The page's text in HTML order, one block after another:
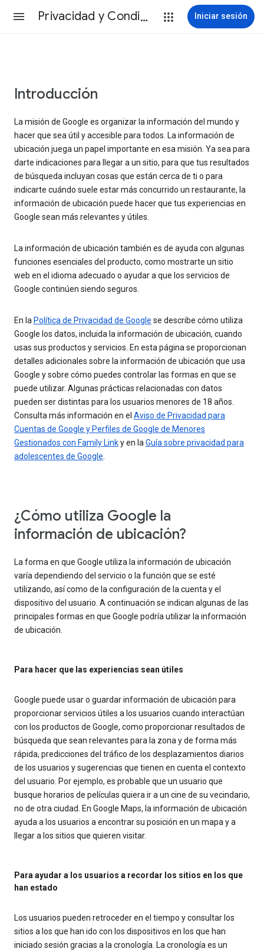
Privacidad y Condiciones Iniciar sesión
Introducción
La misión de Google es organizar la información del mundo y
hacer que sea útil y accesible para todos. La información de
ubicación juega un papel importante en esa misión. Ya sea para
darte indicaciones para llegar a un sitio, para que tus resultados
de búsqueda incluyan cosas que están cerca de ti o para
indicarte cuándo suele estar más concurrido un restaurante, la
información de ubicación puede hacer que tus experiencias en
Google sean más relevantes y útiles.
La información de ubicación también es de ayuda con algunas
funciones esenciales del producto, como mostrarte un sitio
web en el idioma adecuado o ayudar a que los servicios de
Google continúen siendo seguros.
En la Política de Privacidad de Google se describe cómo utiliza
Google los datos, incluida la información de ubicación, cuando
usas sus productos y servicios. En esta página se proporcionan
detalles adicionales sobre la información de ubicación que usa
Google y sobre cómo puedes controlar las formas en que se
puede utilizar. Algunas prácticas relacionadas con datos
pueden ser distintas para los usuarios menores de 18 años.
Consulta más información en el Aviso de Privacidad para
Cuentas de Google y Perfiles de Google de Menores
Gestionados con Family Linky en la Guía sobre privacidad para
adolescentes de Google
¿Cómo utiliza Google la
información de ubicación?
La forma en que Google utiliza la información de ubicación
varía dependiendo del servicio o la función que se esté
utilizando, así como de la configuración de la cuenta y el
dispositivo del usuario. A continuación se indican algunas de las
principales formas en que Google podría utilizar la información
de ubicación.
Para hacer que las experiencias sean útiles
Google puede usar o guardar información de ubicación para
proporcionar servicios útiles a los usuarios cuando interactúan
con los productos de Google, como proporcionar resultados de
búsqueda que sean relevantes para la zona y de forma más
rápida, predicciones del tráfico de los desplazamientos diarios
de los usuarios y sugerencias que tienen en cuenta el contexto
del usuario. Por ejemplo, es probable que un usuario que
busque horarios de películas quiera ir a un cine de su vecindario,
no de otra ciudad. En Google Maps, la información de ubicación
ayuda a los usuarios a encontrar su posición en un mapa y a
llegar a los sitios que quieren visitar.
Para ayudar a los usuarios a recordar los sitios en los que
han estado
Los usuarios pueden retroceder en el tiempo y consultar los
sitios a los que han ido con los dispositivos en los que han
iniciado sesión gracias a la cronología. La cronología es un